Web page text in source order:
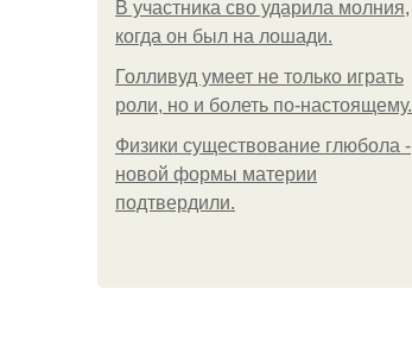
В участника сво ударила молния,
когда он был на лошади.
Голливуд умеет не только играть
роли, но и болеть по-настоящему.
Физики существование глюбола -
новой формы материи
подтвердили.